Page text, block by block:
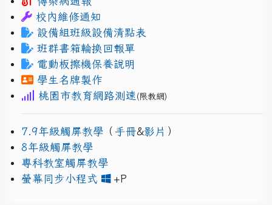
校內維修通知
設備組班級設備清點表
班群書箱輪換回報單
電動板擦機保養說明
學生名牌製作
桃園市教育網路測速 (限教網)
7.9年級觸屏教學 （ 手冊&影片 ）
8年級觸屏教學
專科教室觸屏教學
螢幕同步小程式
+P